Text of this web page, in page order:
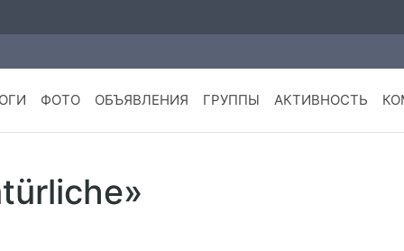
ФОТО ОБЪЯВЛЕНИЯ ГРУППЫ АКТИВНОСТЬ